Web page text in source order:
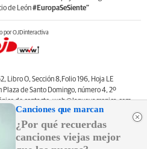
de León#EuropaSeSiente”
por OJDinteractiva
Libro O, Sección 8,Folio 196, Hoja LE
de Santo Domingo, número 4, 2º
de contacto: web@lanuevacronica.com.
CRÓNICA). Incluye contenidos de la
terceros.
Canciones que marcan
¿Por qué recuerdas
canciones viejas mejor